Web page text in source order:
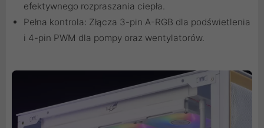
efektywnego rozpraszania ciepła.
Pełna kontrola: Złącza 3-pin A-RGB dla podświetlenia
i 4-pin PWM dla pompy oraz wentylatorów.